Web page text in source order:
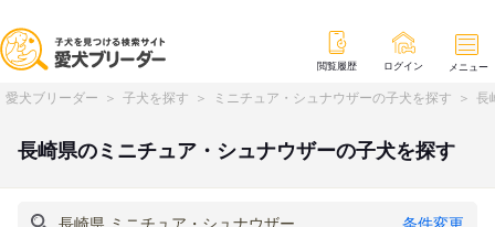
閲覧履歴 ログイン メニュー
愛犬ブリーダー 子犬を探す ミニチュア・シュナウザーの子犬を探す 長
長崎県のミニチュア・シュナウザーの子犬を探す
条件変更